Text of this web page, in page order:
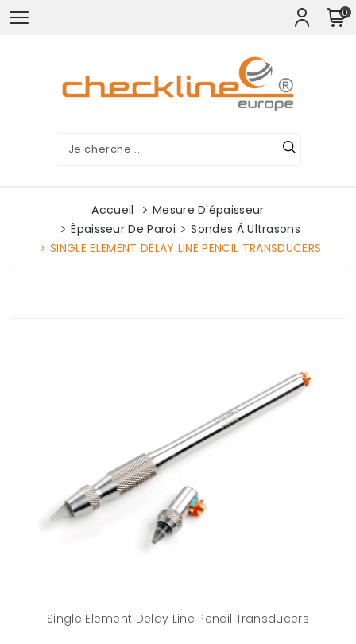
0
Accueil
Mesure D'épaisseur
Épaisseur De Paroi
Sondes À Ultrasons
SINGLE ELEMENT DELAY LINE PENCIL TRANSDUCERS
Single Element Delay Line Pencil Transducers